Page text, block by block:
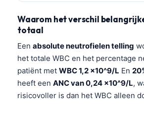
Waarom het verschil
totaal
Een absolute neutrofielen telling
het totale WBC en het percentage
patiënt met WBC 1,2 ×10^9/L En
heeft een ANC van 0,24 ×10^9/L,
risicovoller is dan het WBC alleen
தமிழ்
ગુજરાતી
ಕನ್ನಡ
Bahasa Melayu
Tiếng Việt